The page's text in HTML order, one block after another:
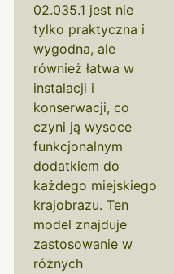
02.035.1 jest nie
tylko praktyczna i
wygodna, ale
również łatwa w
instalacji i
konserwacji, co
czyni ją wysoce
funkcjonalnym
dodatkiem do
każdego miejskiego
krajobrazu. Ten
model znajduje
zastosowanie w
różnych